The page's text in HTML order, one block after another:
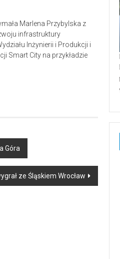
Marlena Przybylska z
infrastruktury
Inżynierii i Produkcji i
Smart City na przykładzie
Góra
ze Śląskiem Wrocław